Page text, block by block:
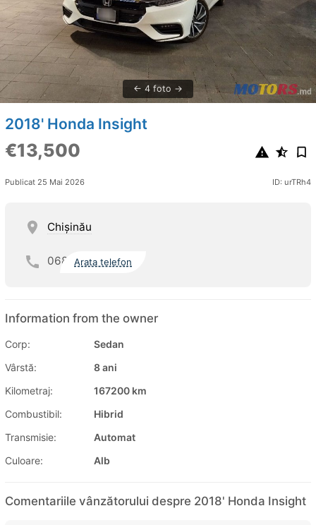
4 foto
2018' Honda Insight
€13,500
Publicat 25 Mai 2026 ID: urTRh4
Chişinău
068 Arata telefon
Information from the owner
Corp:
Sedan
Vârstă:
8 ani
Kilometraj:
167200 km
Combustibil:
Hibrid
Transmisie:
Automat
Culoare:
Alb
Comentariile vânzătorului despre 2018' Honda Insight